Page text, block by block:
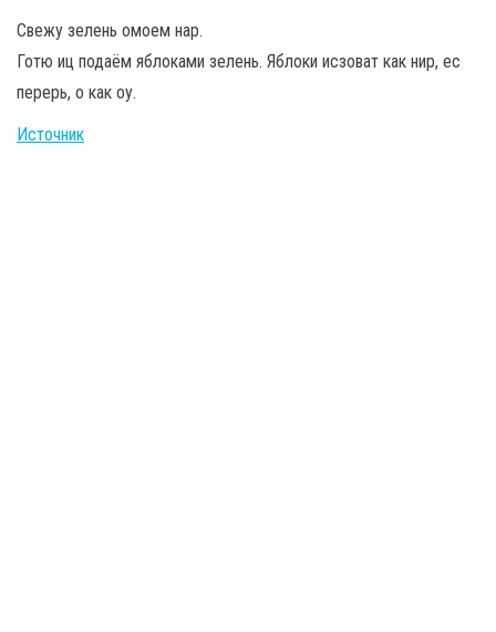
Свежу зелень омоем нар.
Готю иц подаём яблоками зелень. Яблоки исзоват как нир, ес
перерь, о как оу.
Источник